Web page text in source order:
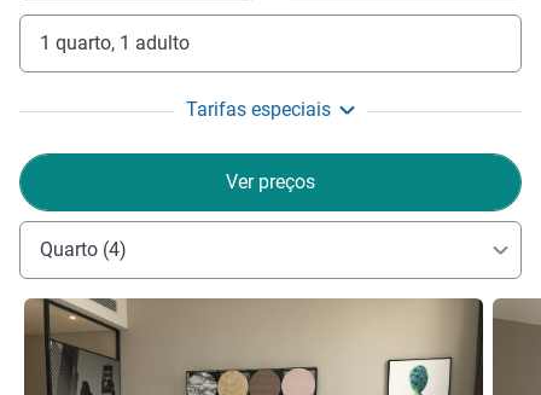
1 quarto, 1 adulto
Tarifas especiais
Ver preços
Quarto (4)
Ver detalhes Ver